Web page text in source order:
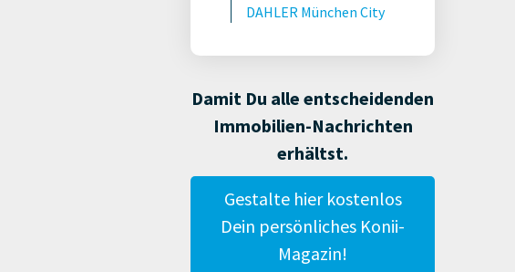
DAHLER München City
Damit Du alle entscheidenden
Immobilien-Nachrichten
erhältst.
Gestalte hier kostenlos
Dein persönliches Konii-
Magazin!